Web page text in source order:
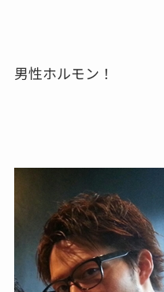
男性ホルモン！